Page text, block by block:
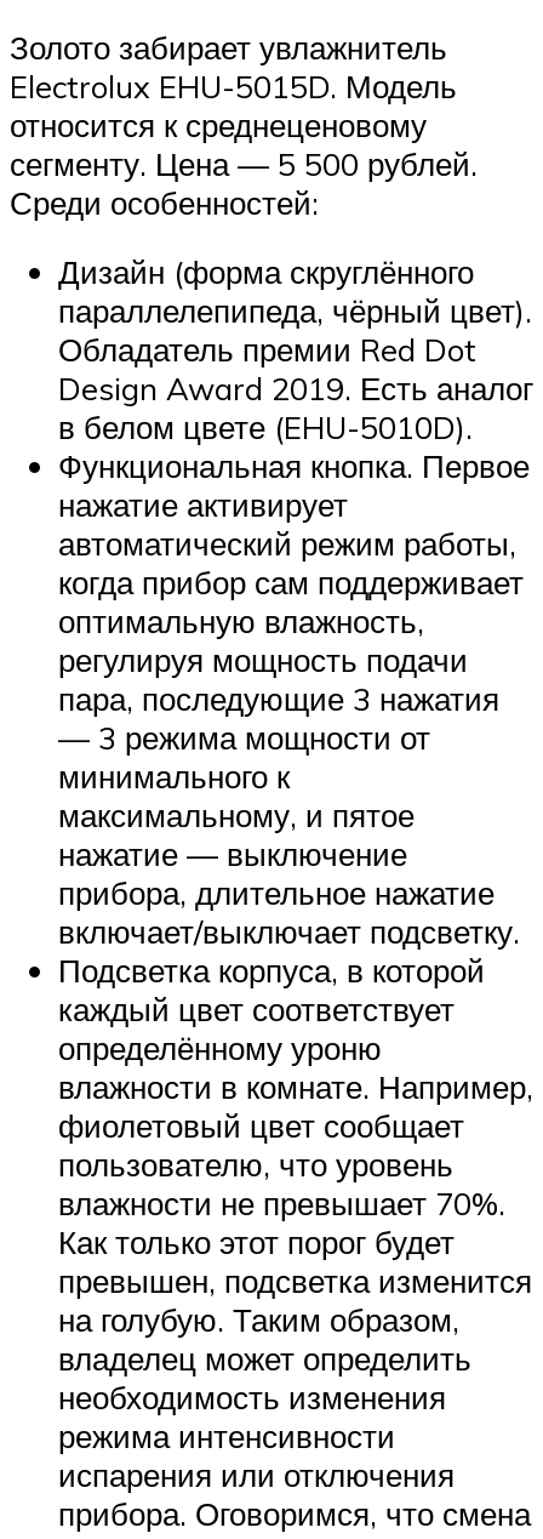
Золото забирает увлажнитель
Electrolux EHU-5015D. Модель
относится к среднеценовому
сегменту. Цена — 5 500 рублей.
Среди особенностей:
Дизайн (форма скруглённого
параллелепипеда, чёрный цвет).
Обладатель премии Red Dot
Design Award 2019. Есть аналог
в белом цвете (EHU-5010D).
Функциональная кнопка. Первое
нажатие активирует
автоматический режим работы,
когда прибор сам поддерживает
оптимальную влажность,
регулируя мощность подачи
пара, последующие 3 нажатия
— 3 режима мощности от
минимального к
максимальному, и пятое
нажатие — выключение
прибора, длительное нажатие
включает/выключает подсветку.
Подсветка корпуса, в которой
каждый цвет соответствует
определённому уроню
влажности в комнате. Например,
фиолетовый цвет сообщает
пользователю, что уровень
влажности не превышает 70%.
Как только этот порог будет
превышен, подсветка изменится
на голубую. Таким образом,
владелец может определить
необходимость изменения
режима интенсивности
испарения или отключения
прибора. Оговоримся, что смена